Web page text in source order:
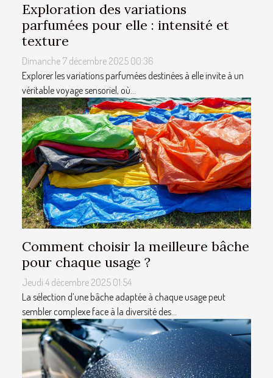
Exploration des variations
parfumées pour elle : intensité et
texture
Dimanche 7 décembre 2025 00:36
Explorer les variations parfumées destinées à elle invite à un
véritable voyage sensoriel, où...
Comment choisir la meilleure bâche
pour chaque usage ?
Jeudi 4 décembre 2025 01:54
La sélection d’une bâche adaptée à chaque usage peut
sembler complexe face à la diversité des...